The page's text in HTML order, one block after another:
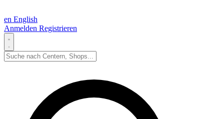
en English
Anmelden Registrieren